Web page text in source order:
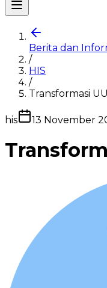
Berita dan
/
HIS
/
Transformasi
his 13 November